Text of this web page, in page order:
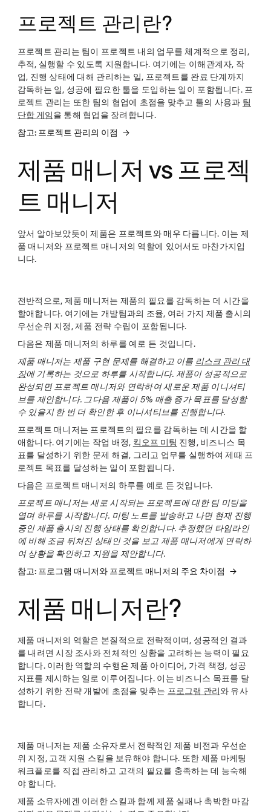
프로젝트 관리란?
프로젝트 관리는 팀이 프로젝트 내의 업무를 체계적으로 정리,
추적, 실행할 수 있도록 지원합니다. 여기에는 이해관계자, 작
업, 진행 상태에 대해 관리하는 일, 프로젝트를 완료 단계까지
감독하는 일, 성공에 필요한 툴을 도입하는 일이 포함됩니다. 프
로젝트 관리는 또한 팀의 협업에 초점을 맞추고 툴의 사용과 팀
단합 게임을 통해 협업을 장려합니다.
참고: 프로젝트 관리의 이점
제품 매니저 vs 프로젝
트 매니저
앞서 알아보았듯이 제품은 프로젝트와 매우 다릅니다. 이는 제
품 매니저와 프로젝트 매니저의 역할에 있어서도 마찬가지입
니다.
전반적으로, 제품 매니저는 제품의 필요를 감독하는 데 시간을
할애합니다. 여기에는 개발팀과의 조율, 여러 가지 제품 출시의
우선순위 지정, 제품 전략 수립이 포함됩니다.
다음은 제품 매니저의 하루를 예로 든 것입니다.
제품 매니저는 제품 구현 문제를 해결하고 이를 리스크 관리 대
장에 기록하는 것으로 하루를 시작합니다. 제품이 성공적으로
완성되면 프로젝트 매니저와 연락하여 새로운 제품 이니셔티
브를 제안합니다. 그다음 제품이 5% 매출 증가 목표를 달성할
수 있을지 한 번 더 확인한 후 이니셔티브를 진행합니다.
프로젝트 매니저는 프로젝트의 필요를 감독하는 데 시간을 할
애합니다. 여기에는 작업 배정, 킥오프 미팅 진행, 비즈니스 목
표를 달성하기 위한 문제 해결, 그리고 업무를 실행하여 제때 프
로젝트 목표를 달성하는 일이 포함됩니다.
다음은 프로젝트 매니저의 하루를 예로 든 것입니다.
프로젝트 매니저는 새로 시작되는 프로젝트에 대한 팀 미팅을
열며 하루를 시작합니다. 미팅 노트를 발송하고 나면 현재 진행
중인 제품 출시의 진행 상태를 확인합니다. 추정했던 타임라인
에 비해 조금 뒤처진 상태인 것을 보고 제품 매니저에게 연락하
여 상황을 확인하고 지원을 제안합니다.
참고: 프로그램 매니저와 프로젝트 매니저의 주요 차이점
제품 매니저란?
제품 매니저의 역할은 본질적으로 전략적이며, 성공적인 결과
를 내려면 시장 조사와 전체적인 상황을 고려하는 능력이 필요
합니다. 이러한 역할의 수행은 제품 아이디어, 가격 책정, 성공
지표를 제시하는 일로 이루어집니다. 이는 비즈니스 목표를 달
성하기 위한 전략 개발에 초점을 맞추는 프로그램 관리와 유사
합니다.
제품 매니저는 제품 소유자로서 전략적인 제품 비전과 우선순
위 지정, 고객 지원 스킬을 보유해야 합니다. 또한 제품 마케팅
워크플로를 직접 관리하고 고객의 필요를 충족하는 데 능숙해
야 합니다.
제품 소유자에겐 이러한 스킬과 함께 제품 실패나 촉박한 마감